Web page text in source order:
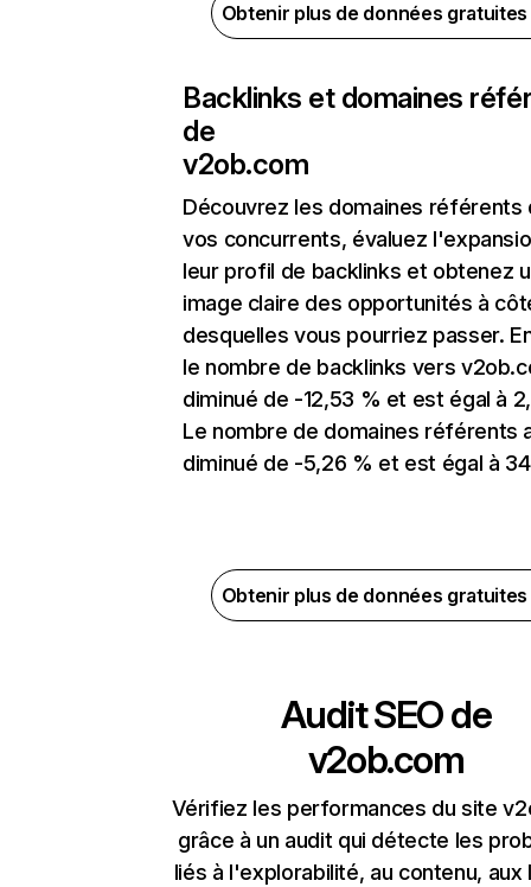
Obtenir plus de données
Backlinks et domaines
de
v2ob.com
Découvrez les domaines référents
vos concurrents, évaluez
leur profil de backlinks et obtenez
image claire des opportunités à
desquelles vous pourriez passer.
le nombre de backlinks vers
diminué de -12,53 % et est égal à
Le nombre de domaines référents
diminué de -5,26 % et est égal à
Obtenir plus de données
Audit SEO de
v2ob.com
Vérifiez les performances du site
grâce à un audit qui détecte les
liés à l'explorabilité, au contenu, aux